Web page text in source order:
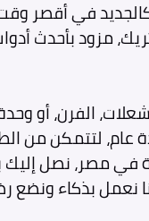
الفرن، أو
عام، لتتمكن
في مصر، نصل
نعمل بذكاء ونضع